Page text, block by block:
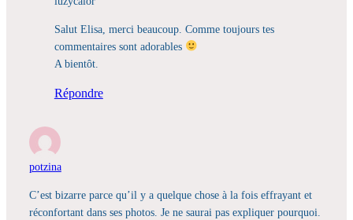
Salut Elisa, merci beaucoup. Comme toujours tes
commentaires sont adorables
A bientôt.
Répondre
potzina
C’est bizarre parce qu’il y a quelque chose à la fois effrayant et
réconfortant dans ses photos. Je ne saurai pas expliquer pourquoi.